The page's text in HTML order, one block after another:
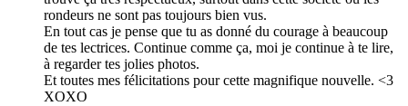
rondeurs ne sont pas toujours bien vus.
En tout cas je pense que tu as donné du courage à beaucoup
de tes lectrices. Continue comme ça, moi je continue à te lire,
à regarder tes jolies photos.
Et toutes mes félicitations pour cette magnifique nouvelle. <3
XOXO